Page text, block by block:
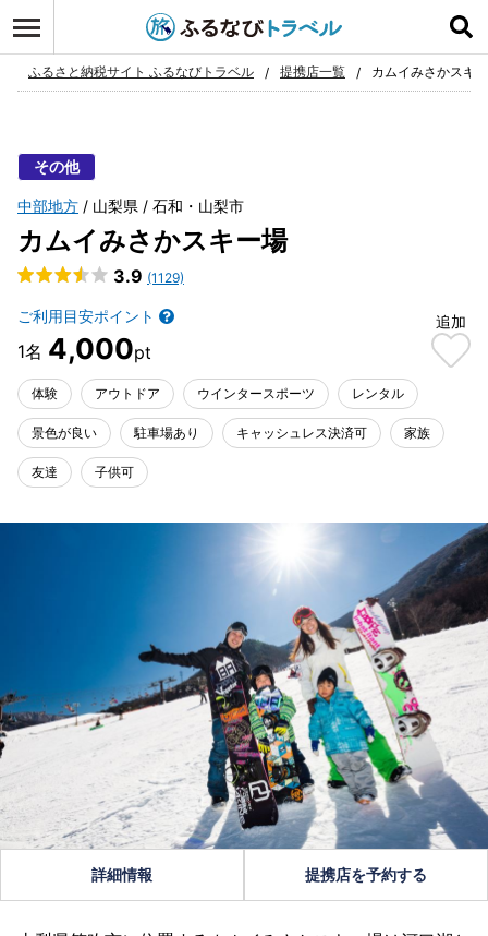
お気に入り
ふるさと納税サイト ふるなびトラベル 提携店一覧 カムイみさかスキ
その他
中部地方 山梨県 石和・山梨市
カムイみさかスキー場
3.9 (1129)
ご利用目安ポイント
4,000
追加
体験 アウトドア ウインタースポーツ レンタル
景色が良い 駐車場あり キャッシュレス決済可 家族
友達 子供可
詳細情報 提携店を予約する